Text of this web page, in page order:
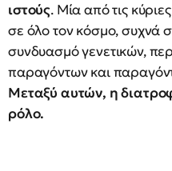
ιστούς. Μία από τις
σε όλο τον κόσμο, συχνά
συνδυασμό γενετικών,
παραγόντων και
Μεταξύ αυτών, η
ρόλο.